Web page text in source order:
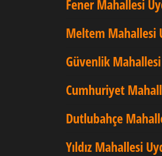
Fener Mahallesi
Meltem Mahallesi
Güvenlik
Cumhuriyet
Dutlubahçe
Yıldız Mahallesi